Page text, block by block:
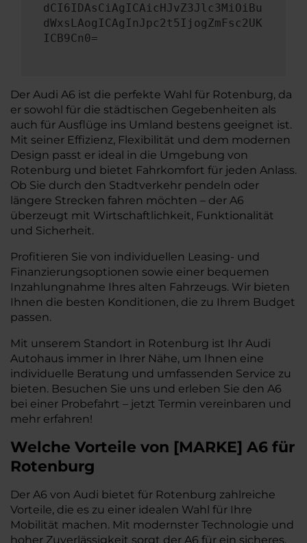
dCI6IDAsCiAgICAicHJvZ3Jlc3MiOiBu
dWxsLAogICAgInJpc2t5IjogZmFsc2UK
ICB9Cn0=
Der Audi A6 ist die perfekte Wahl für Rotenburg, da
er sowohl für die städtischen Gegebenheiten als
auch für Ausflüge ins Umland bestens geeignet ist.
Mit seiner Effizienz, Flexibilität und dem modernen
Design passt er ideal in die Umgebung von
Rotenburg und bietet Fahrkomfort für jeden Anlass.
Ob Sie durch den Stadtverkehr pendeln oder
längere Strecken fahren möchten – der A6
überzeugt mit Wirtschaftlichkeit, Funktionalität
und Sicherheit.
Profitieren Sie von individuellen Leasing- und
Finanzierungsoptionen sowie einer bequemen
Inzahlungnahme Ihres alten Fahrzeugs. Wir bieten
Ihnen die besten Konditionen, die zu Ihrem Budget
passen.
Mit unserem Standort in Rotenburg ist Ihr Audi
Autohaus immer in Ihrer Nähe, um Ihnen eine
individuelle Beratung und umfassenden Service zu
bieten. Besuchen Sie uns und erleben Sie den A6
bei einer Probefahrt – jetzt Termin vereinbaren und
mehr erfahren!
Welche Vorteile von [MARKE] A6 für
Rotenburg
Der A6 von Audi bietet für Rotenburg zahlreiche
Vorteile, die es zu einer idealen Wahl für Ihre
Mobilität machen. Mit modernster Technologie und
hoher Zuverlässigkeit sorgt der A6 für ein sicheres,